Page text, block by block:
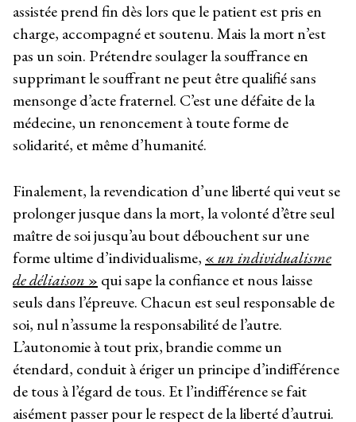
assistée prend fin dès lors que le patient est pris en
charge, accompagné et soutenu. Mais la mort n’est
pas un soin. Prétendre soulager la souffrance en
supprimant le souffrant ne peut être qualifié sans
mensonge d’acte fraternel. C’est une défaite de la
médecine, un renoncement à toute forme de
solidarité, et même d’humanité.
Finalement, la revendication d’une liberté qui veut se
prolonger jusque dans la mort, la volonté d’être seul
maître de soi jusqu’au bout débouchent sur une
forme ultime d’individualisme, «un individualisme
de déliaison » qui sape la confiance et nous laisse
seuls dans l’épreuve. Chacun est seul responsable de
soi, nul n’assume la responsabilité de l’autre.
L’autonomie à tout prix, brandie comme un
étendard, conduit à ériger un principe d’indifférence
de tous à l’égard de tous. Et l’indifférence se fait
aisément passer pour le respect de la liberté d’autrui.